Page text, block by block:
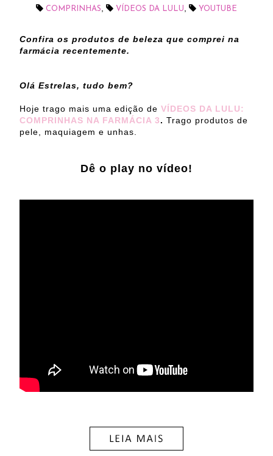
COMPRINHAS, VÍDEOS DA LULU, YOUTUBE
Confira os produtos de beleza que comprei na
farmácia recentemente.
Olá Estrelas, tudo bem?
Hoje trago mais uma edição de VÍDEOS DA LULU:
COMPRINHAS NA FARMÁCIA 3. Trago produtos de
pele, maquiagem e unhas.
Dê o play no vídeo!